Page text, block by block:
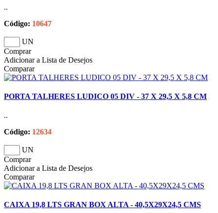
..
Código: 10647
UN
Comprar
Adicionar a Lista de Desejos
Comparar
PORTA TALHERES LUDICO 05 DIV - 37 X 29,5 X 5,8 CM
..
Código: 12634
UN
Comprar
Adicionar a Lista de Desejos
Comparar
CAIXA 19,8 LTS GRAN BOX ALTA - 40,5X29X24,5 CMS